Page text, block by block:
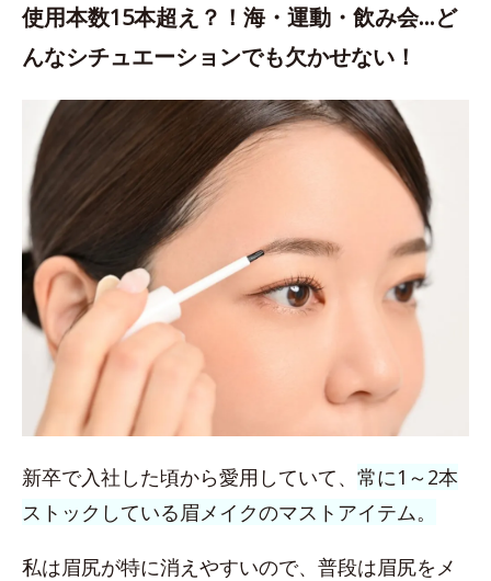
使用本数15本超え？！海・運動・飲み会…ど
んなシチュエーションでも欠かせない！
新卒で入社した頃から愛用していて、 常に1～2本
ストックしている眉メイクのマストアイテム。
私は眉尻が特に消えやすいので、普段は眉尻をメ